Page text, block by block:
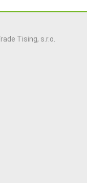
Tising, s.r.o.